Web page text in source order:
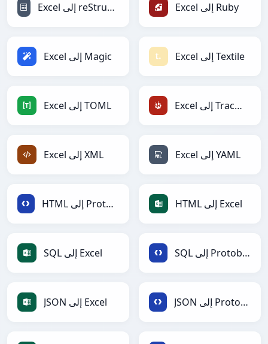
Excel إلى reStructuredText Excel إلى Ruby
Excel إلى Magic Excel إلى Textile
Excel إلى TOML Excel إلى TracWiki
Excel إلى XML Excel إلى YAML
HTML إلى Protobuf HTML إلى Excel
SQL إلى Excel SQL إلى Protobuf
JSON إلى Excel JSON إلى Protobuf